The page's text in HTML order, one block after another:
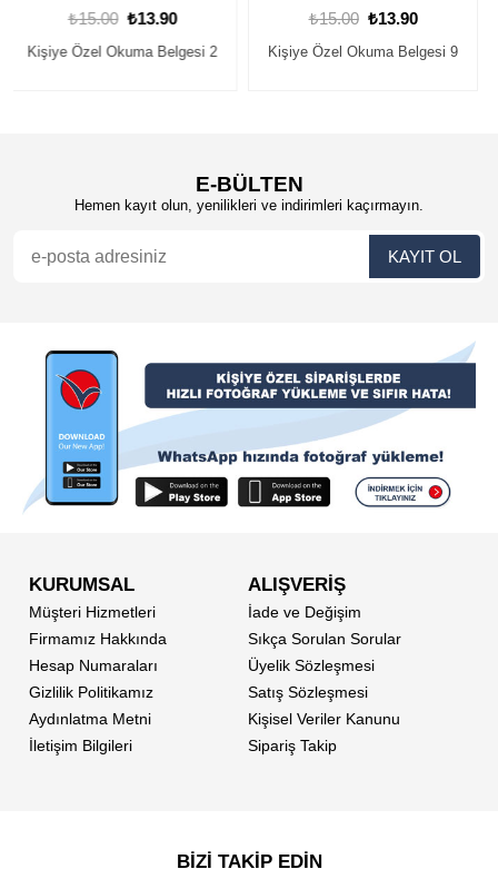
₺15.00 ₺13.90
Kişiye Özel Okuma Belgesi 9
₺15.00 ₺13.90
Kişiye Özel Okuma Belgesi 10
E-BÜLTEN
Hemen kayıt olun, yenilikleri ve indirimleri kaçırmayın.
KURUMSAL
Müşteri Hizmetleri
Firmamız Hakkında
Hesap Numaraları
Gizlilik Politikamız
Aydınlatma Metni
İletişim Bilgileri
ALIŞVERİŞ
İade ve Değişim
Sıkça Sorulan Sorular
Üyelik Sözleşmesi
Satış Sözleşmesi
Kişisel Veriler Kanunu
Sipariş Takip
BİZİ TAKİP EDİN